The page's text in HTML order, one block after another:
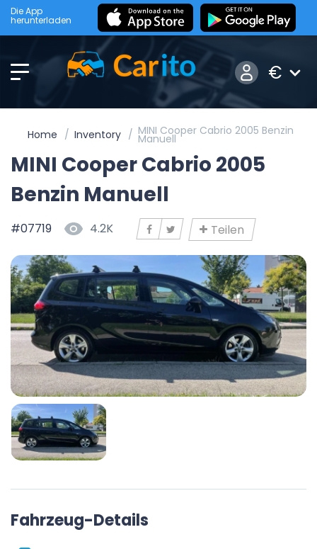
Die App
herunterladen
€
Home Inventory MINI Cooper Cabrio 2005 Benzin
Manuell
MINI Cooper Cabrio 2005
Benzin Manuell
#07719 4.2K Teilen
Fahrzeug-Details